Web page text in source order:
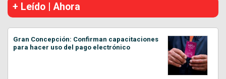
+ Leído | Ahora
Gran Concepción: Confirman capacitaciones
para hacer uso del pago electrónico